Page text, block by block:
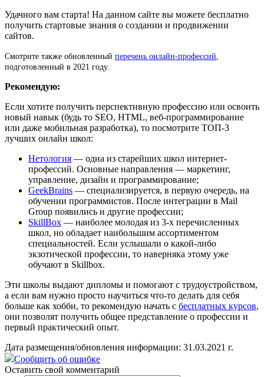
Удачного вам старта! На данном сайте вы можете бесплатно
получить стартовые знания о создании и продвижении
сайтов.
Смотрите также обновленный перечень онлайн-профессий
подготовленный в 2021 году.
Рекомендую:
Если хотите получить перспективную профессию или освоить
новый навык (будь то SEO, HTML, веб-программирование
или даже мобильная разработка), то посмотрите ТОП-3
лучших онлайн школ:
Нетология — одна из старейших школ интернет-
профессий. Основные направления — маркетинг,
управление, дизайн и программирование;
GeekBrains — специализируется, в первую очередь, на
обучении программистов. После интеграции в Mail
Group появились и другие профессии;
SkillBox — наиболее молодая из 3-х перечисленных
школ, но обладает наибольшим ассортиментом
специальностей. Если услышали о какой-либо
экзотической профессии, то наверняка этому уже
обучают в Skillbox.
Эти школы выдают дипломы и помогают с трудоустройством,
а если вам нужно просто научиться что-то делать для себя
больше как хобби, то рекомендую начать с бесплатных курсов,
они позволят получить общее представление о профессии и
первый практический опыт.
Дата размещения/обновления информации: 31.03.2021 г.
Сообщить об ошибке
Оставить свой комментарий